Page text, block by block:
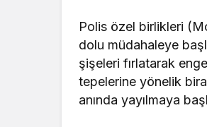
Polis özel birlikleri
dolu müdahaleye
şişeleri fırlatarak
tepelerine yönelik
anında yayılmaya